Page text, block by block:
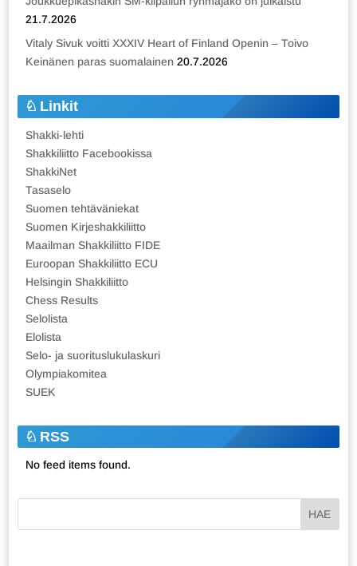
21.7.2026
Vitaly Sivuk voitti XXXIV Heart of Finland Openin – Toivo
Keinänen paras suomalainen 20.7.2026
Linkit
Shakki-lehti
Shakkiliitto Facebookissa
ShakkiNet
Tasaselo
Suomen tehtäväniekat
Suomen Kirjeshakkiliitto
Maailman Shakkiliitto FIDE
Euroopan Shakkiliitto ECU
Helsingin Shakkiliitto
Chess Results
Selolista
Elolista
Selo- ja suorituslukulaskuri
Olympiakomitea
SUEK
RSS
No feed items found.